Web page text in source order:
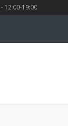
12:00-19:00